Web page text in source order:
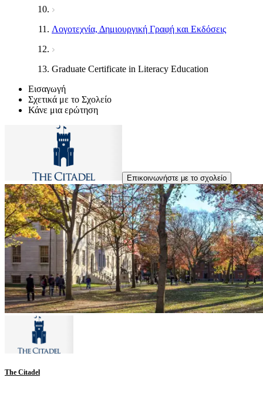
Λογοτεχνία, Δημιουργική Γραφή και Εκδόσεις
Graduate Certificate in Literacy Education
Εισαγωγή
Σχετικά με το Σχολείο
Κάνε μια ερώτηση
Επικοινωνήστε με το σχολείο
The Citadel